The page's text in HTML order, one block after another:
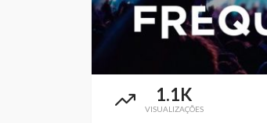
1.1K
VISUALIZAÇÕES